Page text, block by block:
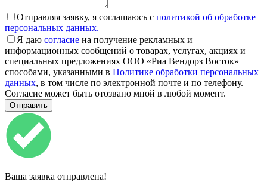
Отправляя заявку, я соглашаюсь с политикой об обработке
персональных данных.
Я даю согласие на получение рекламных и
информационных сообщений о товарах, услугах, акциях и
специальных предложениях ООО «Риа Вендорз Восток»
способами, указанными в Политике обработки персональных
данных, в том числе по электронной почте и по телефону.
Согласие может быть отозвано мной в любой момент.
Ваша заявка отправлена!